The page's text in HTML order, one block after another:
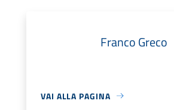
Franco Greco
VAI ALLA PAGINA